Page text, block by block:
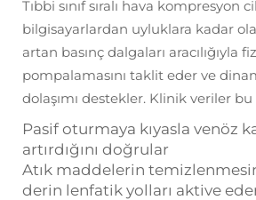
Tıbbi sınıf sıralı hava kompresyon
bilgisayarlardan uyluklara kadar
artan basınç dalgaları aracılığıyla
pompalamasını taklit eder ve
dolaşımı destekler. Klinik veriler
Pasif oturmaya kıyasla venöz
artırdığını doğrular
Atık maddelerin
derin lenfatik yolları aktive